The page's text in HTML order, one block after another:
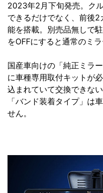
2023年2月下旬発売。ク
できるだけでなく、前後
能を搭載。別売品無しで
をOFFにすると通常のミ
国産車向けの「純正ミラ
に車種専用取付キットが
込まれていて交換できな
「バンド装着タイプ」は
せん。